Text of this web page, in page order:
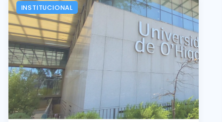
INSTITUCIONAL